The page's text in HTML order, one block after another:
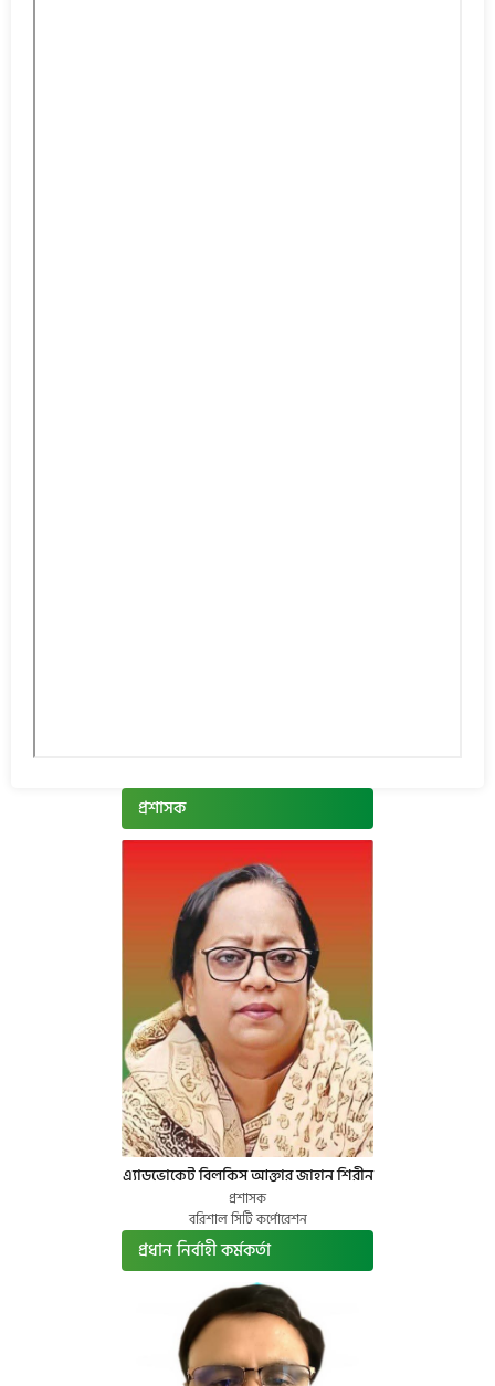
প্রশাসক
এ্যাডভোকেট বিলকিস আক্তার জাহান শিরীন
প্রশাসক
বরিশাল সিটি কর্পোরেশন
প্রধান নির্বাহী কর্মকর্তা